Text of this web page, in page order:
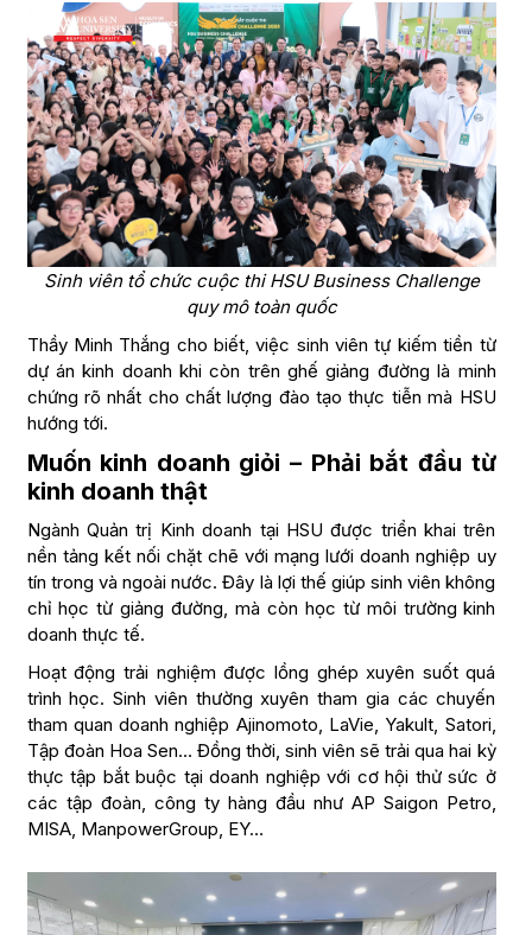
Sinh viên tổ chức cuộc thi HSU Business Challenge
quy mô toàn quốc
Thầy Minh Thắng cho biết, việc sinh viên tự kiếm tiền từ
dự án kinh doanh khi còn trên ghế giảng đường là minh
chứng rõ nhất cho chất lượng đào tạo thực tiễn mà HSU
hướng tới.
Muốn kinh doanh giỏi – Phải bắt đầu từ
kinh doanh thật
Ngành Quản trị Kinh doanh tại HSU được triển khai trên
nền tảng kết nối chặt chẽ với mạng lưới doanh nghiệp uy
tín trong và ngoài nước. Đây là lợi thế giúp sinh viên không
chỉ học từ giảng đường, mà còn học từ môi trường kinh
doanh thực tế.
Hoạt động trải nghiệm được lồng ghép xuyên suốt quá
trình học. Sinh viên thường xuyên tham gia các chuyến
tham quan doanh nghiệp Ajinomoto, LaVie, Yakult, Satori,
Tập đoàn Hoa Sen… Đồng thời, sinh viên sẽ trải qua hai kỳ
thực tập bắt buộc tại doanh nghiệp với cơ hội thử sức ở
các tập đoàn, công ty hàng đầu như AP Saigon Petro,
MISA, ManpowerGroup, EY…